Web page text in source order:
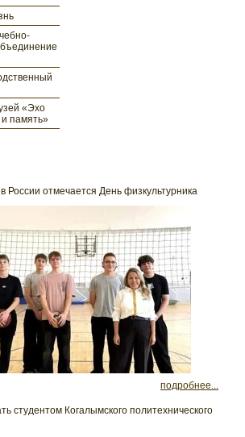
«Эхо
память»
в России отмечается День физкультурника
подробнее...
студентом Когалымского политехнического